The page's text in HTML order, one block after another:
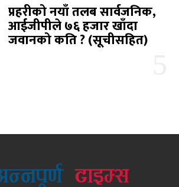
प्रहरीको नयाँ तलब सार्वजनिक,
आईजीपीले ७६ हजार खाँदा
जवानको कति ? (सूचीसहित)